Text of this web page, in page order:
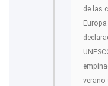
de las
verano